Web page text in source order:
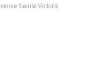
Sainte Victoire